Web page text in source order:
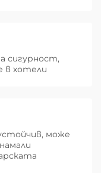
сигурност,
в хотели
може